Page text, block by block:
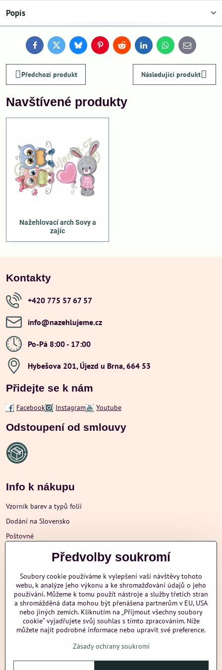
Popis
FacebookTwitterBlueskyPinterestReddit LinkedInWhatsApp
E-
mail
Předchozí produkt Následující produkt
Navštívené produkty
Nažehlovací arch Sovy a
zajíc
Kontakty
+420 775 57 67 57
info​@nazehlujeme​.cz
Po-Pá 8:00 - 17:00
Hybešova 201, Újezd u Brna, 664 53
Přidejte se k nám
Facebook Instagram Youtube
Odstoupení od smlouvy
Info k nákupu
Vzorník barev a typů folií
Dodání na Slovensko
Poštovné
Obchodní podmínky
Ochrana osobních údajů
Další informace
nazehlujeme
Předvolby soukromí
Soubory cookie používáme k vylepšení vaší návštěvy tohoto
webu, k analýze jeho výkonu a ke shromažďování údajů o jeho
používání. Můžeme k tomu použít nástroje a služby třetích stran
a shromážděná data mohou být přenášena partnerům v EU, USA
nebo jiných zemích. Kliknutím na „Přijmout všechny soubory
cookie“ vyjadřujete svůj souhlas s tímto zpracováním. Níže
můžete najít podrobné informace nebo upravit své preference.
Zásady ochrany soukromí